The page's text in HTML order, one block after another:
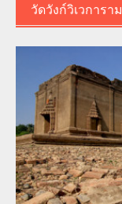
วัดวังก์วิเวการาม